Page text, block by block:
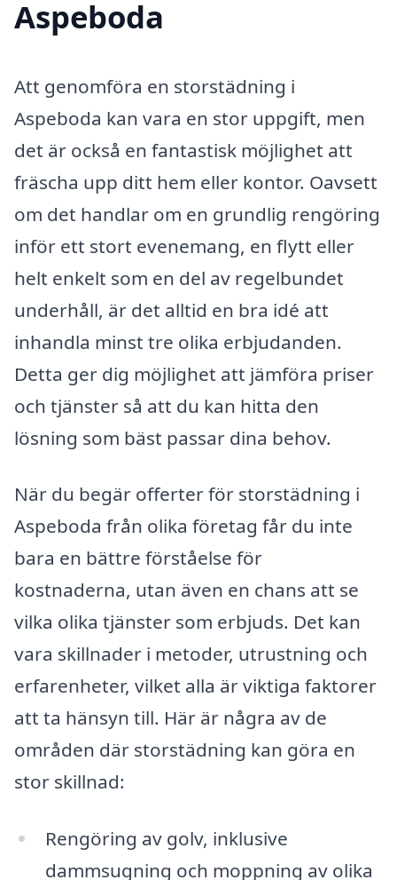
Aspeboda
Att genomföra en storstädning i
Aspeboda kan vara en stor uppgift, men
det är också en fantastisk möjlighet att
fräscha upp ditt hem eller kontor. Oavsett
om det handlar om en grundlig rengöring
inför ett stort evenemang, en flytt eller
helt enkelt som en del av regelbundet
underhåll, är det alltid en bra idé att
inhandla minst tre olika erbjudanden.
Detta ger dig möjlighet att jämföra priser
och tjänster så att du kan hitta den
lösning som bäst passar dina behov.
När du begär offerter för storstädning i
Aspeboda från olika företag får du inte
bara en bättre förståelse för
kostnaderna, utan även en chans att se
vilka olika tjänster som erbjuds. Det kan
vara skillnader i metoder, utrustning och
erfarenheter, vilket alla är viktiga faktorer
att ta hänsyn till. Här är några av de
områden där storstädning kan göra en
stor skillnad:
Rengöring av golv, inklusive
dammsugning och moppning av olika